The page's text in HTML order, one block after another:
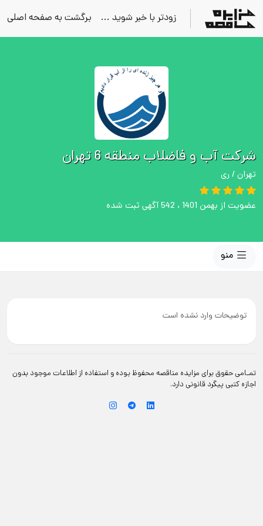
زودتر با خبر شوید ... برگشت به صفحه اصلی
شرکت آب و فاضلاب منطقه 6 تهران
تهران / ری
عضویت از بهمن 1401 ، 542 آگهی ثبت شده
توضیحات وارد نشده است
تمـامی حقوق برای مزایده مناقصه محفوظ بوده و استفاده از اطلاعات موجود بدون
اجازه کتبی پیگرد قانونی دارد.